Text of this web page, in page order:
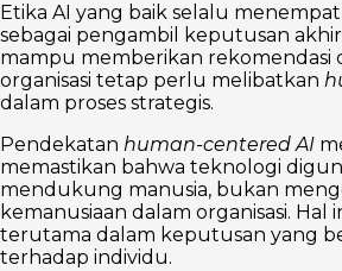
Etika AI yang baik selalu
sebagai pengambil keputusan
mampu memberikan rekomendasi
organisasi tetap perlu melibatkan
dalam proses strategis.
Pendekatan human-centered AI
memastikan bahwa teknologi
mendukung manusia, bukan
kemanusiaan dalam organisasi. Hal
terutama dalam keputusan yang
terhadap individu.